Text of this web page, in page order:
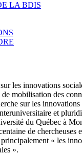
LA BDIS
les innovations
mobilisation des
sur les
et
du Québec à
de chercheuses
« les
».